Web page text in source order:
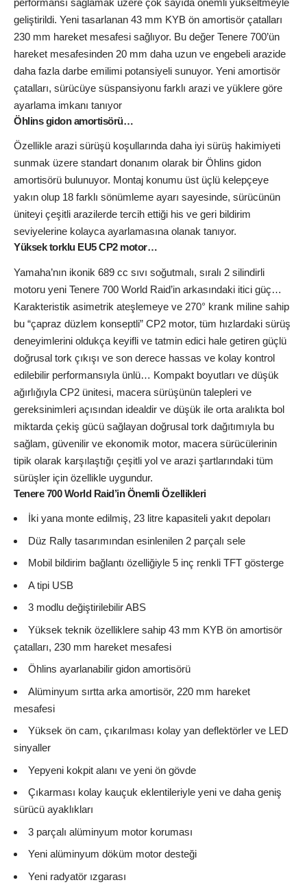
geliştirildi. Yeni tasarlanan 43 mm KYB ön amortisör çatalları
230 mm hareket mesafesi sağlıyor. Bu değer Tenere 700’ün
hareket mesafesinden 20 mm daha uzun ve engebeli arazide
daha fazla darbe emilimi potansiyeli sunuyor. Yeni amortisör
çatalları, sürücüye süspansiyonu farklı arazi ve yüklere göre
ayarlama imkanı tanıyor
Öhlins gidon amortisörü…
Özellikle arazi sürüşü koşullarında daha iyi sürüş hakimiyeti
sunmak üzere standart donanım olarak bir Öhlins gidon
amortisörü bulunuyor. Montaj konumu üst üçlü kelepçeye
yakın olup 18 farklı sönümleme ayarı sayesinde, sürücünün
üniteyi çeşitli arazilerde tercih ettiği his ve geri bildirim
seviyelerine kolayca ayarlamasına olanak tanıyor.
Yüksek torklu EU5 CP2 motor…
Yamaha’nın ikonik 689 cc sıvı soğutmalı, sıralı 2 silindirli
motoru yeni Tenere 700 World Raid’in arkasındaki itici güç…
Karakteristik asimetrik ateşlemeye ve 270° krank miline sahip
bu “çapraz düzlem konseptli” CP2 motor, tüm hızlardaki sürüş
deneyimlerini oldukça keyifli ve tatmin edici hale getiren güçlü
doğrusal tork çıkışı ve son derece hassas ve kolay kontrol
edilebilir performansıyla ünlü… Kompakt boyutları ve düşük
ağırlığıyla CP2 ünitesi, macera sürüşünün talepleri ve
gereksinimleri açısından idealdir ve düşük ile orta aralıkta bol
miktarda çekiş gücü sağlayan doğrusal tork dağıtımıyla bu
sağlam, güvenilir ve ekonomik motor, macera sürücülerinin
tipik olarak karşılaştığı çeşitli yol ve arazi şartlarındaki tüm
sürüşler için özellikle uygundur.
Tenere 700 World Raid’in Önemli Özellikleri
İki yana monte edilmiş, 23 litre kapasiteli yakıt depoları
Düz Rally tasarımından esinlenilen 2 parçalı sele
Mobil bildirim bağlantı özelliğiyle 5 inç renkli TFT gösterge
A tipi USB
3 modlu değiştirilebilir ABS
Yüksek teknik özelliklere sahip 43 mm KYB ön amortisör
çatalları, 230 mm hareket mesafesi
Öhlins ayarlanabilir gidon amortisörü
Alüminyum sırtta arka amortisör, 220 mm hareket
mesafesi
Yüksek ön cam, çıkarılması kolay yan deflektörler ve LED
sinyaller
Yepyeni kokpit alanı ve yeni ön gövde
Çıkarması kolay kauçuk eklentileriyle yeni ve daha geniş
sürücü ayaklıkları
3 parçalı alüminyum motor koruması
Yeni alüminyum döküm motor desteği
Yeni radyatör ızgarası